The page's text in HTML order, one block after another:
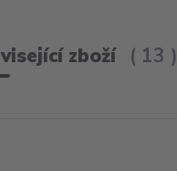
zboží 13